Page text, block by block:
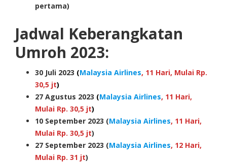
pertama)
Jadwal Keberangkatan
Umroh 2023:
30 Juli 2023 (Malaysia Airlines, 11 Hari, Mulai Rp.
30,5 jt)
27 Agustus 2023 (Malaysia Airlines, 11 Hari,
Mulai Rp. 30,5 jt)
10 September 2023 (Malaysia Airlines, 11 Hari,
Mulai Rp. 30,5 jt)
27 September 2023 (Malaysia Airlines, 12 Hari,
Mulai Rp. 31 jt)